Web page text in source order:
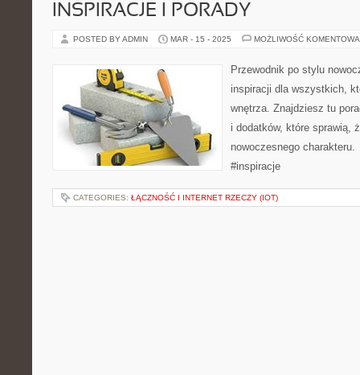
INSPIRACJE I PORADY
POSTED BY ADMIN MAR - 15 - 2025 MOŻLIWOŚĆ
Przewodnik po stylu
inspiracji dla wszystkich,
wnętrza. Znajdziesz tu
i dodatków, które sprawią,
nowoczesnego
#inspiracje
CATEGORIES: ŁĄCZNOŚĆ I INTERNET RZECZY (IOT)